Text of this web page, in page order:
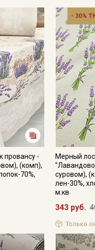
провансу -
(комп),
70%,
- 30%
Мерный
суровом),
лен-30%,
м.кв
343 руб.
Только